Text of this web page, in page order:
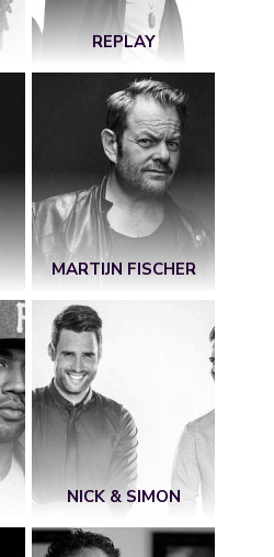
REPLAY
MARTIJN FISCHER
NICK & SIMON